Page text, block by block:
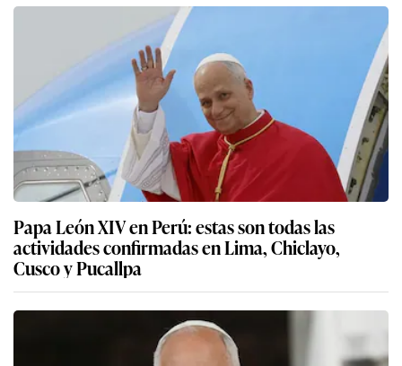
Papa León XIV en Perú: estas son todas las
actividades confirmadas en Lima, Chiclayo,
Cusco y Pucallpa